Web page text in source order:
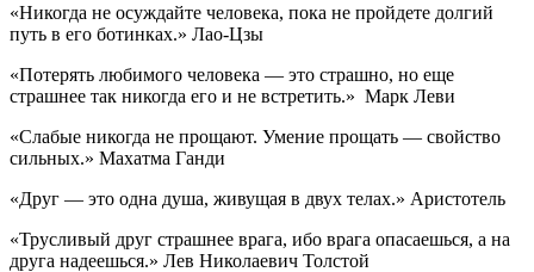
«Никогда не осуждайте человека, пока не пройдете долгий
путь в его ботинках.» Лао-Цзы
«Потерять любимого человека — это страшно, но еще
страшнее так никогда его и не встретить.» Марк Леви
«Слабые никогда не прощают. Умение прощать — свойство
сильных.» Махатма Ганди
«Друг — это одна душа, живущая в двух телах.» Аристотель
«Трусливый друг страшнее врага, ибо врага опасаешься, а на
друга надеешься.» Лев Николаевич Толстой